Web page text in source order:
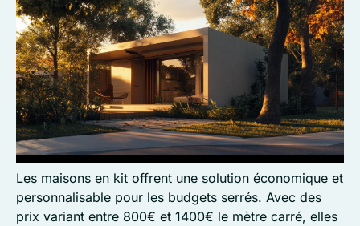
Les maisons en kit offrent une solution économique et
personnalisable pour les budgets serrés. Avec des
prix variant entre 800€ et 1400€ le mètre carré, elles